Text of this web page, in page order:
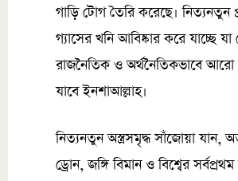
গাড়ি টোগ তৈরি করেছে। নিত্যনতুন
গ্যাসের খনি আবিষ্কার করে যাচ্ছে
রাজনৈতিক ও অর্থনৈতিকভাবে আরো
যাবে ইনশাআল্লাহ।
নিত্যনতুন অস্ত্রসমৃদ্ধ সাঁজোয়া যান,
ড্রোন, জঙ্গি বিমান ও বিশ্বের